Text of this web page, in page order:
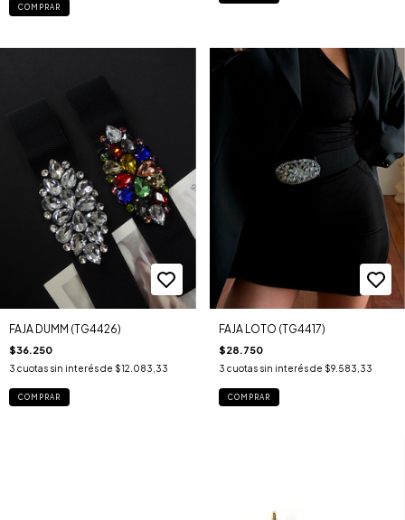
COMPRAR
FAJA DUMM (TG4426)
$36.250
3 cuotas sin interés de $12.083,33
COMPRAR
FAJA LOTO (TG4417)
$28.750
3 cuotas sin interés de $9.583,33
COMPRAR